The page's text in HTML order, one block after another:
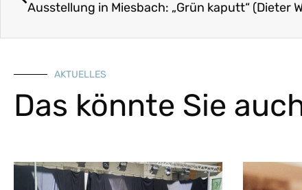
AKTUELLES
Das könnte Sie